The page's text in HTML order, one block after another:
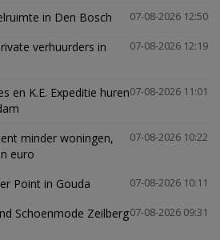
07-08-2026 12:50
in Den Bosch
07-08-2026 12:19
verhuurders in
07-08-2026 11:01
en K.E. Expeditie huren
07-08-2026 10:22
minder woningen,
euro
07-08-2026 10:11
Point in Gouda
07-08-2026 09:31
Schoenmode Zeilberg